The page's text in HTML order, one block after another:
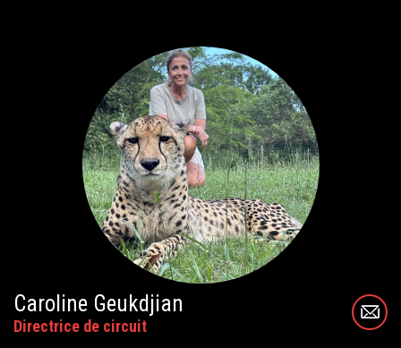
Caroline Geukdjian
Directrice de circuit